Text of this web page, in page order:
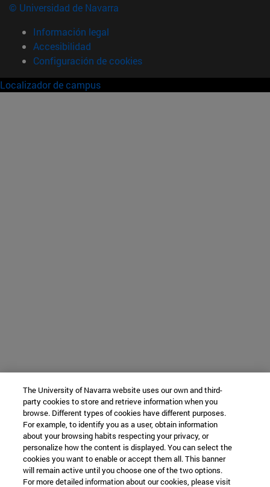
© Universidad de Navarra
Información legal
Accesibilidad
Configuración de cookies
Localizador de campus
The University of Navarra website uses our own and third-
party cookies to store and retrieve information when you
browse. Different types of cookies have different purposes.
For example, to identify you as a user, obtain information
about your browsing habits respecting your privacy, or
personalize how the content is displayed. You can select the
cookies you want to enable or accept them all. This banner
will remain active until you choose one of the two options.
For more detailed information about our cookies, please visit